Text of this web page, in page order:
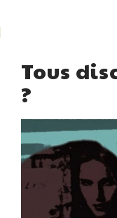
Tous
?